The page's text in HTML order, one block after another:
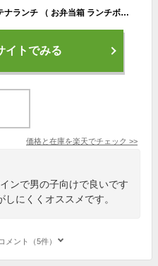
弁当箱 1段 900ml STORAGE コンテナランチ （ お弁当箱 ランチボックス レンジ対応 食洗機対応 一段 男子 大容量 日本製 レンジOK 食洗機OK 仕切り付き ドーム型 4点ロック お弁当 弁当 男性 メンズ おしゃれ アースカラー ）【3980円以上送料無料】
イトでみる
価格と在庫を楽天でチェック >>
ンで男の子向けで良いです
にくくオススメです。
メント（5件）